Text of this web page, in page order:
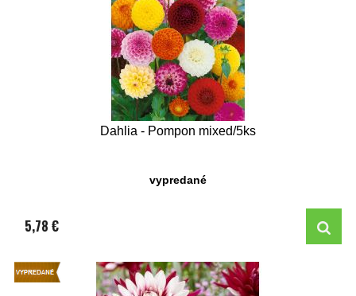
Dahlia - Pompon mixed/5ks
vypredané
5,78 €